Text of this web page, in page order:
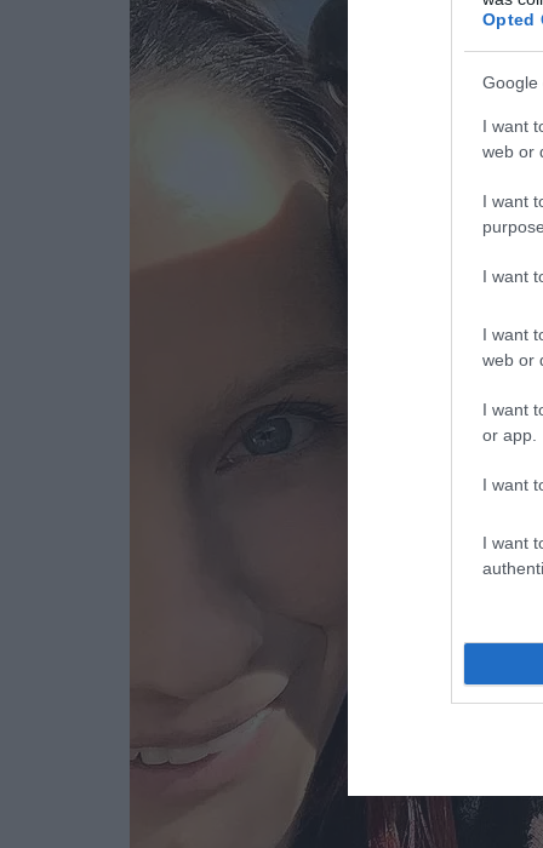
Opted
Google
I want
web or
I want
I want
I want
web or
I want
or app.
I want
I want